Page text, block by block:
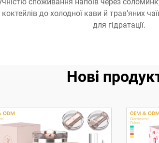
коктейлів до холодної кави й
для гідратації.
Нові